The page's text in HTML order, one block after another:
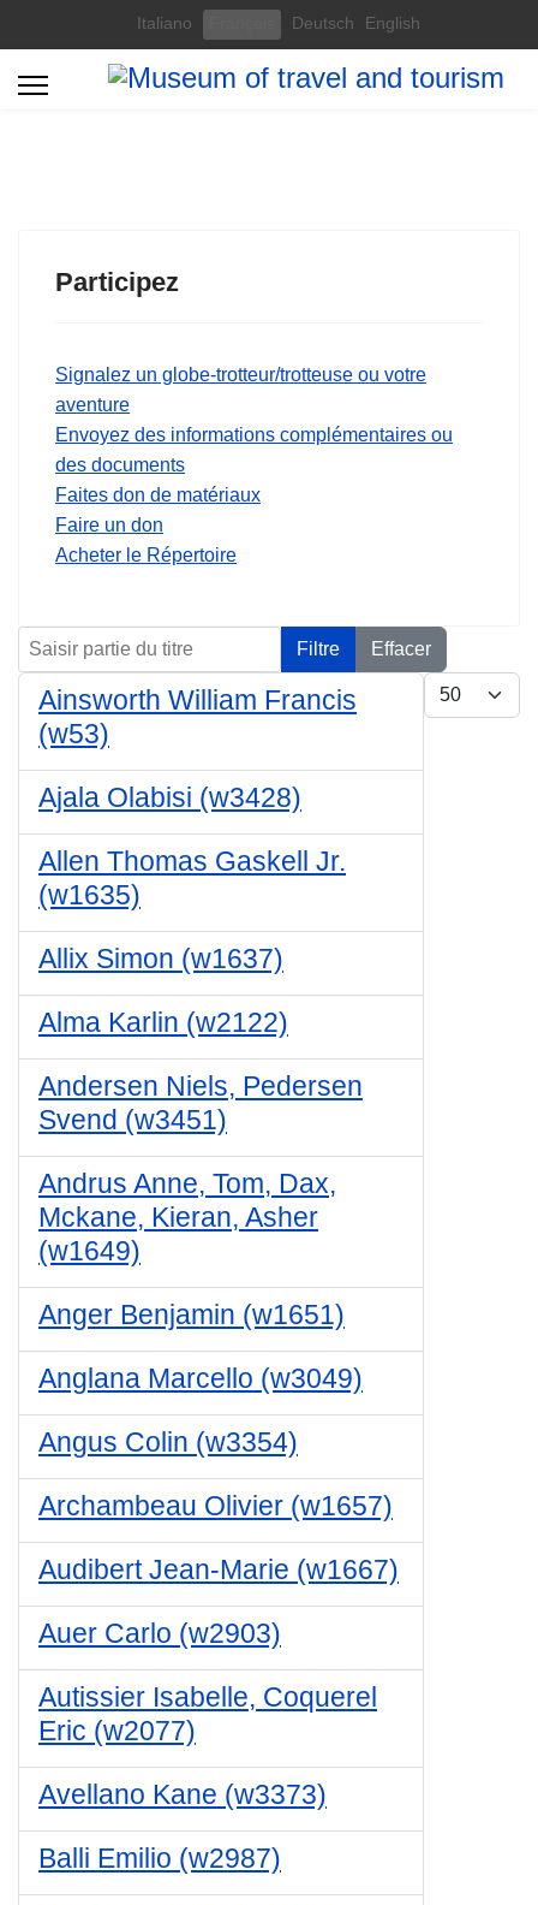
Select your language
Italiano Deutsch English
Participez
Signalez un globe-trotteur/trotteuse ou votre
aventure
Envoyez des informations complémentaires ou
des documents
Faites don de matériaux
Faire un don
Acheter le Répertoire
Saisir partie du titre Filtre
Effacer
Affichage #
Ainsworth William Francis
(w53)
Ajala Olabisi (w3428)
Allen Thomas Gaskell Jr.
(w1635)
Allix Simon (w1637)
Alma Karlin (w2122)
Andersen Niels, Pedersen
Svend (w3451)
Andrus Anne, Tom, Dax,
Mckane, Kieran, Asher
(w1649)
Anger Benjamin (w1651)
Anglana Marcello (w3049)
Angus Colin (w3354)
Archambeau Olivier (w1657)
Audibert Jean-Marie (w1667)
Auer Carlo (w2903)
Autissier Isabelle, Coquerel
Eric (w2077)
Avellano Kane (w3373)
Balli Emilio (w2987)